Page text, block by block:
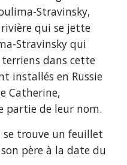
Stravinsky,
qui se jette
Stravinsky qui
dans cette
installés en Russie
Catherine,
partie de leur nom.
se trouve un feuillet
père à la date du